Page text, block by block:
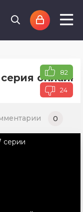
онлайн
82
24
0
серии